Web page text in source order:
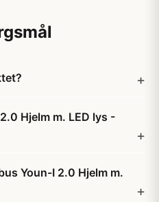
Hjelm m. LED lys -
Youn-I 2.0 Hjelm m.